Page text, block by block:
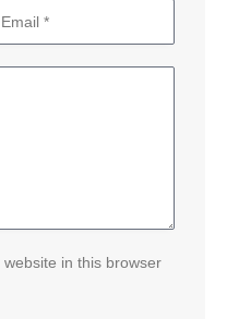
in this browser